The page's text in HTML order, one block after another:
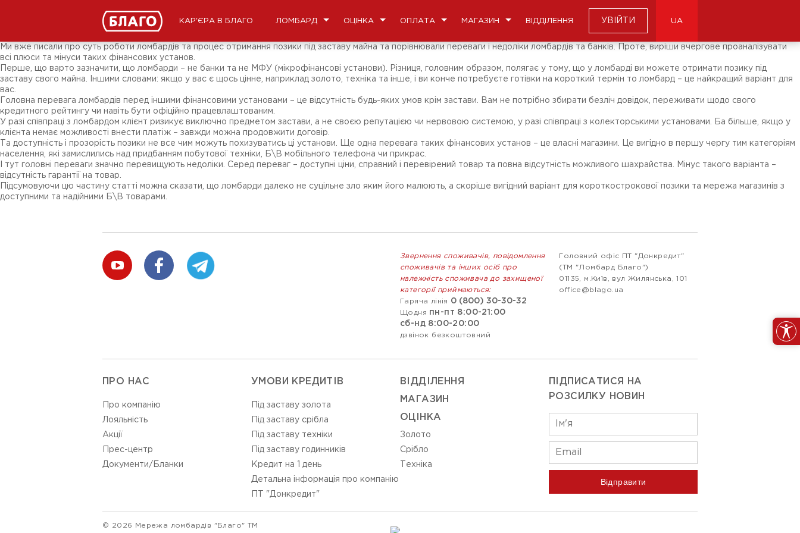
КАР'ЄРА В БЛАГО ЛОМБАРД ОЦІНКА ОПЛАТА МАГАЗИН ВІДДІЛЕННЯ УВІЙТИ UA
Підписники соц-мереж
Ми вже писали про суть роботи ломбардів та процес отримання позики під заставу майна та порівнювали переваги і недоліки ломбардів та банків. Проте, виріши вчергове проаналізувати
всі плюси та мінуси таких фінансових установ.
Перше, що варто зазначити, що ломбарди – не банки та не МФУ (мікрофінансові установи). Різниця, головним образом, полягає у тому, що у ломбарді ви можете отримати позику під
заставу свого майна. Іншими словами: якщо у вас є щось цінне, наприклад золото, техніка та інше, і ви конче потребуєте готівки на короткий термін то ломбард – це найкращий варіант для
вас.
Головна перевага ломбардів перед іншими фінансовими установами – це відсутність будь-яких умов крім застави. Вам не потрібно збирати безліч довідок, переживати щодо свого
кредитного рейтингу чи навіть бути офіційно працевлаштованим.
У разі співпраці з ломбардом клієнт ризикує виключно предметом застави, а не своєю репутацією чи нервовою системою, у разі співпраці з колекторськими установами. Ба більше, якщо у
клієнта немає можливості внести платіж – завжди можна продовжити договір.
Та доступність і прозорість позики не все чим можуть похизуватись ці установи. Ще одна перевага таких фінансових установ – це власні магазини. Це вигідно в першу чергу тим категоріям
населення, які замислились над придбанням побутової техніки, Б\В мобільного телефона чи прикрас.
І тут головні переваги значно перевищують недоліки. Серед переваг – доступні ціни, справний і перевірений товар та повна відсутність можливого шахрайства. Мінус такого варіанта –
відсутність гарантії на товар.
Підсумовуючи цю частину статті можна сказати, що ломбарди далеко не суцільне зло яким його малюють, а скоріше вигідний варіант для короткострокової позики та мережа магазинів з
доступними та надійними Б\В товарами.
Звернення споживачів, повідомлення
споживачів та інших осіб про
належність споживача до захищеної
категорії приймаються:
Гаряча лінія
0 (800) 30-30-32
Щодня пн-пт 8:00-21:00
сб-нд 8:00-20:00
дзвінок безкоштовний
Головний офіс ПТ "Донкредит"
(ТМ "Ломбард Благо")
01135, м.Київ, вул Жилянська, 101
office@blago.ua
ПРО НАС
Про компанію
Лояльність
Акції
Прес-центр
Документи/Бланки
УМОВИ КРЕДИТІВ
Під заставу золота
Під заставу срібла
Під заставу техніки
Під заставу годинників
Кредит на 1 день
Детальна інформація про компанію
ПТ "Донкредит"
ВIДДIЛЕННЯ
МАГАЗИН
ОЦIНКА
Золото
Срiбло
Технiка
ПІДПИСАТИСЯ НА
РОЗСИЛКУ НОВИН
Відправити
© 2026 Мережа ломбардів "Благо" ТМ